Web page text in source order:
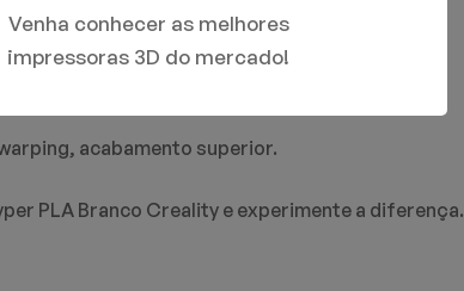
acabamento superior.
PLA Branco Creality e experimente a diferença.
Venha conhecer as melhores
impressoras 3D do mercado!